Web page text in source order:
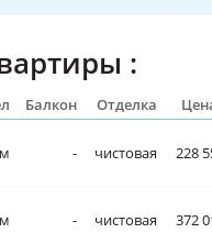
:
Балкон Отделка
- чистовая 228
- чистовая 372